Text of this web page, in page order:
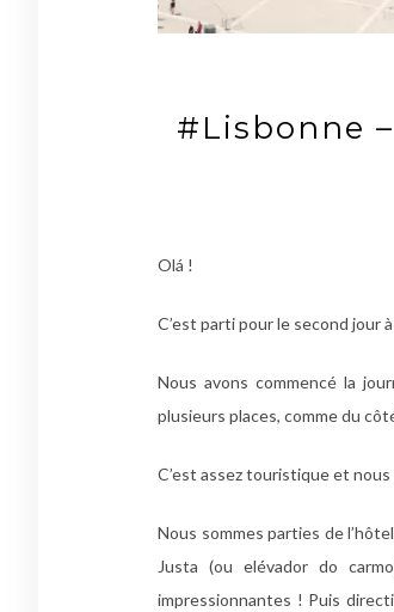
#Lisbonne
Olá !
C’est parti pour le second jour
Nous avons commencé la
plusieurs places, comme du
C’est assez touristique et
Nous sommes parties de
Justa (ou elévador do
impressionnantes ! Puis